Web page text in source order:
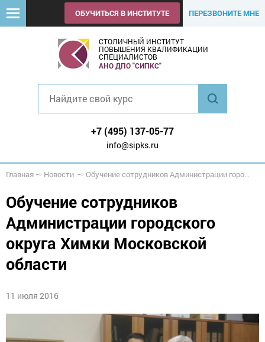
ОБУЧИТЬСЯ В ИНСТИТУТЕ ПЕРЕЗВОНИТЕ МНЕ
СТОЛИЧНЫЙ ИНСТИТУТ
ПОВЫШЕНИЯ КВАЛИФИКАЦИИ
СПЕЦИАЛИСТОВ
АНО ДПО "СИПКС"
+7 (495) 137-05-77
info@sipks.ru
Главная Новости Обучение сотрудников Администрации городского округа Химки Московской области
Обучение сотрудников
Администрации городского
округа Химки Московской
области
11 июля 2016